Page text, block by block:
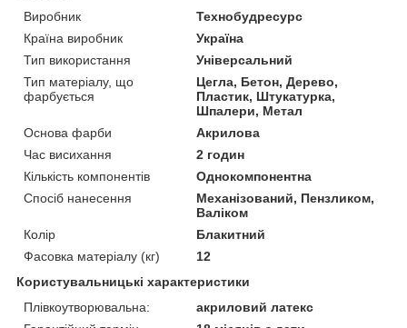
Виробник
Технобудресурс
Країна виробник
Україна
Тип використання
Універсальний
Тип матеріалу, що
фарбується
Цегла, Бетон, Дерево,
Пластик, Штукатурка,
Шпалери, Метал
Основа фарби
Акрилова
Час висихання
2 годин
Кількість компонентів
Однокомпонентна
Спосіб нанесення
Механізований, Пензликом,
Валіком
Колір
Блакитний
Фасовка матеріалу (кг)
12
Користувальницькі характеристики
Плівкоутворювальна:
акриловий латекс